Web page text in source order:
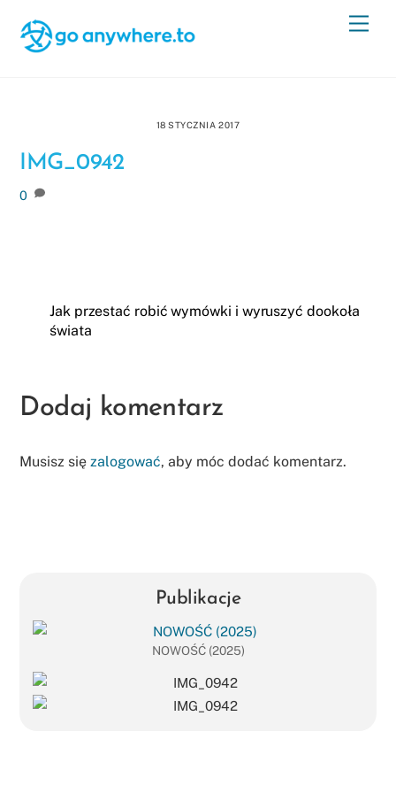
content
18 STYCZNIA 2017
IMG_0942
0
Jak przestać robić wymówki i wyruszyć dookoła
świata
Dodaj komentarz
Musisz sięzalogować, aby móc dodać komentarz.
Publikacje
NOWOŚĆ (2025)